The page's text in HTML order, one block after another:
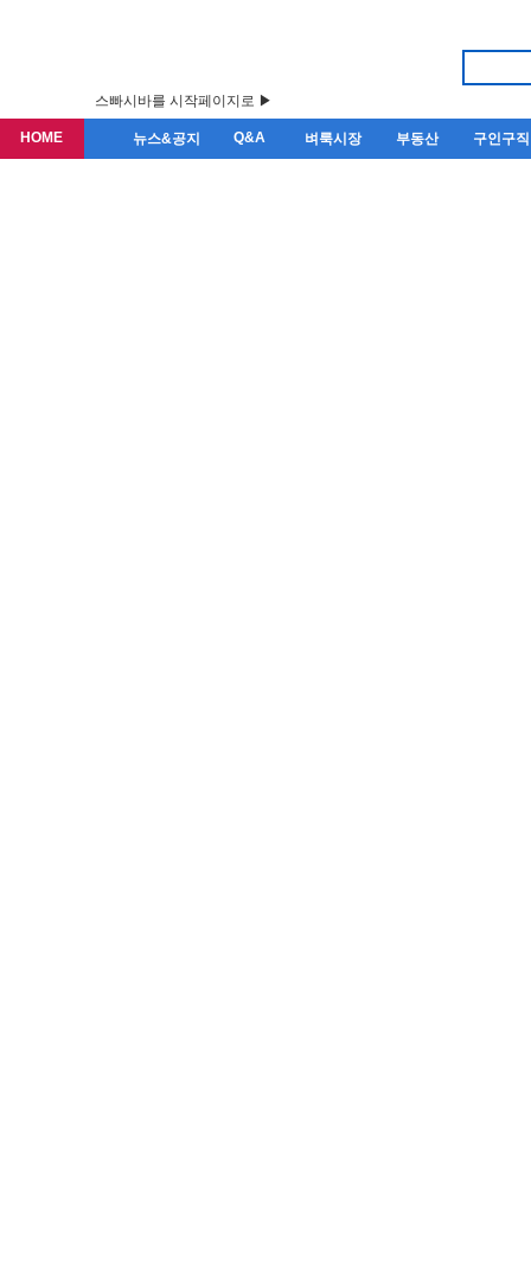
스빠시바를 시작페이지로 ▶
HOME 뉴스&공지 Q&A 벼룩시장 부동산 구인구직